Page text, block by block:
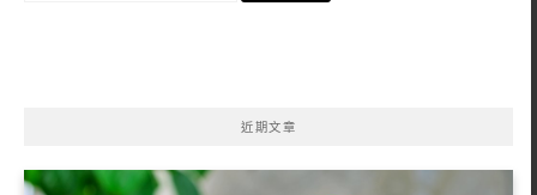
近期文章